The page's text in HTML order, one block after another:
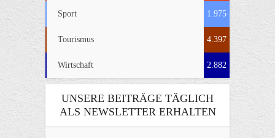
Sport 1.975
Tourismus 4.397
Wirtschaft 2.882
UNSERE BEITRÄGE TÄGLICH
ALS NEWSLETTER ERHALTEN